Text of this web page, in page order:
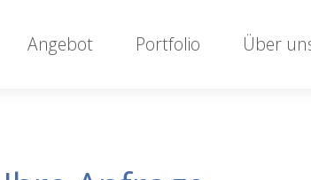
Angebot Portfolio Über